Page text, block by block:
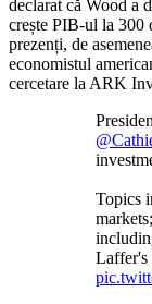
declarat că Wood a
crește PIB-ul la 300
prezenți, de
economistul
cercetare la ARK
Topics
Laffer's